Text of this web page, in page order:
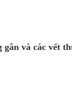
và các vết